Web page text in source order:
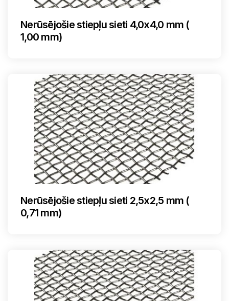
Nerūsējošie stiepļu sieti 4,0x4,0 mm (
1,00 mm)
Nerūsējošie stiepļu sieti 2,5x2,5 mm (
0,71 mm)